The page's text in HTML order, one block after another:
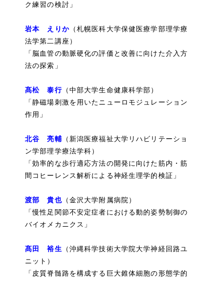
ク練習の検討」
岩本 えりか（札幌医科大学保健医療学部理学療
法学第二講座）
「脳血管の動脈硬化の評価と改善に向けた介入方
法の探索」
髙松 泰行（中部大学生命健康科学部）
「静磁場刺激を用いたニューロモジュレーション
作用」
北谷 亮輔 （新潟医療福祉大学リハビリテーショ
ン学部理学療法学科）
「効率的な歩行適応方法の開発に向けた筋内・筋
間コヒーレンス解析による神経生理学的検証」
渡部 貴也（金沢大学附属病院）
「慢性足関節不安定症者における動的姿勢制御の
バイオメカニクス」
髙田 裕生​​​​​​​​​​​​​​ （沖縄科学技術大学院大学神経回路ユ
ニット）
「皮質脊髄路を構成する巨大錐体細胞の形態学的